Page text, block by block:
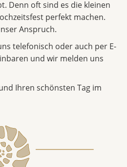
Denn oft sind es die kleinen
perfekt machen.
Anspruch.
telefonisch oder auch per E-
und wir melden uns
Ihren schönsten Tag im